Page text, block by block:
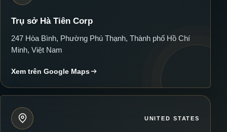
Trụ sở Hà Tiên Corp
247 Hòa Bình, Phường Phú Thạnh, Thành phố Hồ Chí
Minh, Việt Nam
Xem trên Google Maps
UNITED STATES